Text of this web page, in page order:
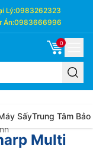
Lý:0983262323
Án:0983666996
0
SấyTrung Tâm Bảo
Multi